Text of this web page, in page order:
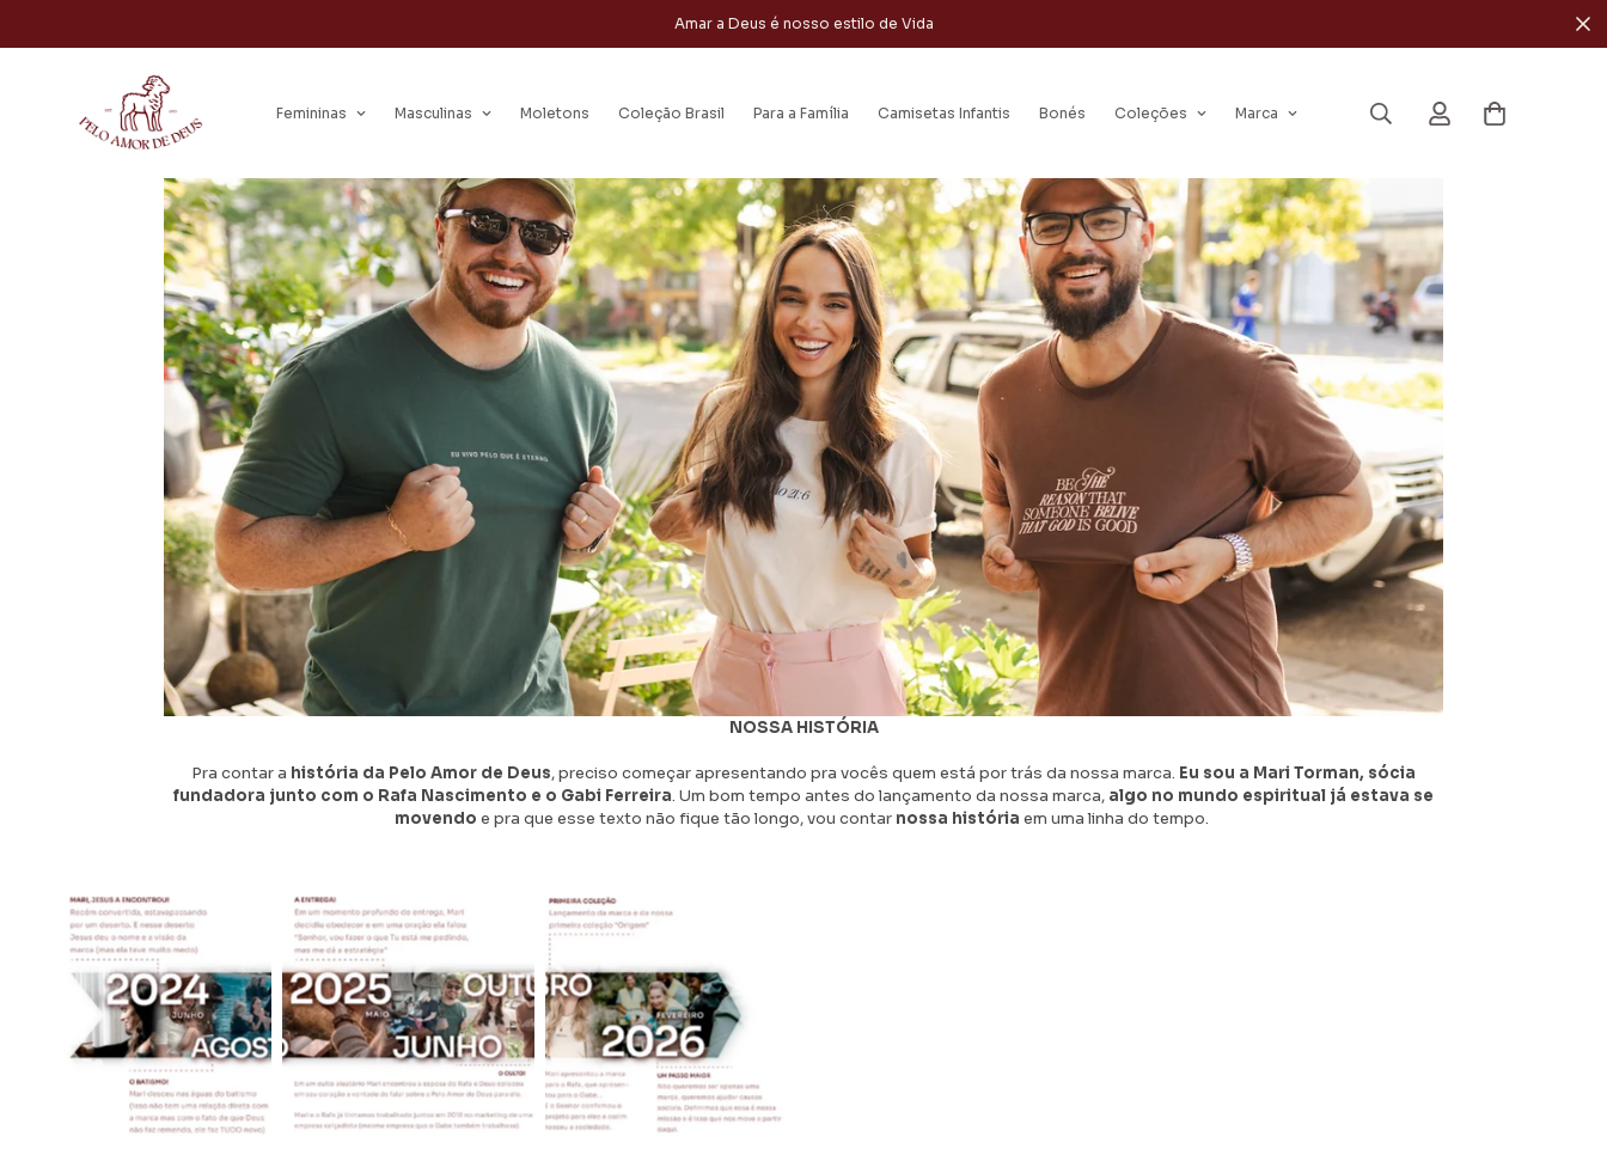
Amar a Deus é nosso estilo de Vida
Femininas Masculinas Moletons Coleção Brasil Para a Família Camisetas Infantis Bonés Coleções Marca
NOSSA HISTÓRIA
Pra contar a história da Pelo Amor de Deus, preciso começar apresentando pra vocês quem está por trás da nossa marca. Eu sou a Mari Torman, sócia
fundadora junto com o Rafa Nascimento e o Gabi Ferreira. Um bom tempo antes do lançamento da nossa marca, algo no mundo espiritual já estava se
movendo e pra que esse texto não fique tão longo, vou contar nossa história em uma linha do tempo.